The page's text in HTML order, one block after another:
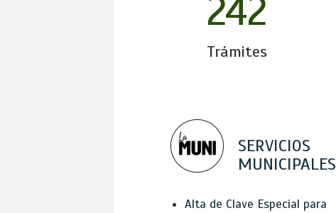
242
Trámites
SERVICIOS
MUNICIPALES
Alta de Clave Especial para